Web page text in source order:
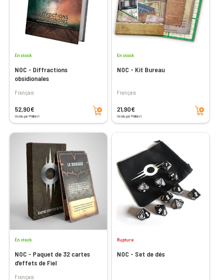
En stock
NOC - Diffractions
obsidionales
Français
52,90€
Vendu par Philibert
Ajouter au panier
En stock
NOC - Kit Bureau
Français
21,90€
Vendu par Philibert
Ajouter au panier
En stock
NOC - Paquet de 32 cartes
d’effets de Fiel
Français
Rupture
NOC - Set de dés